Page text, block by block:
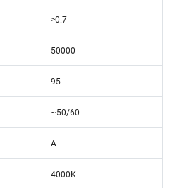
>0.7
50000
95
~50/60
А
4000К